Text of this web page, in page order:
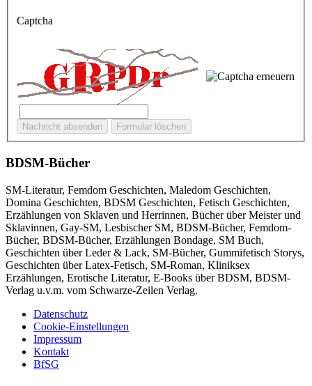
Captcha
BDSM-Bücher
SM-Literatur, Femdom Geschichten, Maledom Geschichten,
Domina Geschichten, BDSM Geschichten, Fetisch Geschichten,
Erzählungen von Sklaven und Herrinnen, Bücher über Meister und
Sklavinnen, Gay-SM, Lesbischer SM, BDSM-Bücher, Femdom-
Bücher, BDSM-Bücher, Erzählungen Bondage, SM Buch,
Geschichten über Leder & Lack, SM-Bücher, Gummifetisch Storys,
Geschichten über Latex-Fetisch, SM-Roman, Kliniksex
Erzählungen, Erotische Literatur, E-Books über BDSM, BDSM-
Verlag u.v.m. vom Schwarze-Zeilen Verlag.
Datenschutz
Cookie-Einstellungen
Impressum
Kontakt
BfSG